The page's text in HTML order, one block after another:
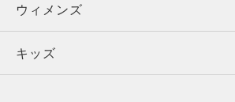
ウィメンズ
キッズ
トップス
ボトムス
ウィメンズ
トップス
キッズ